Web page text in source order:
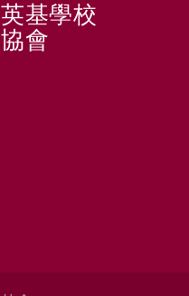
英基學校
協會